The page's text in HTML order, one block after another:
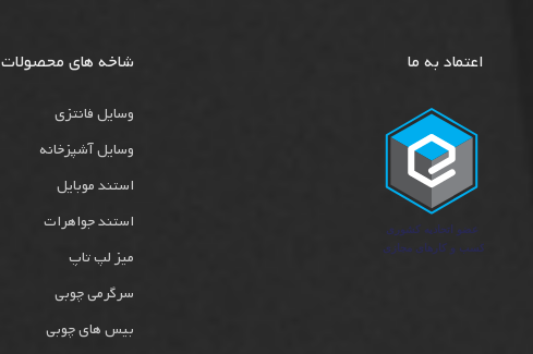
اعتماد به ما شاخه های محصولات
وسایل فانتزی
وسایل آشپزخانه
استند موبایل
استند جواهرات
میز لپ تاپ
سرگرمی چوبی
بیس های چوبی